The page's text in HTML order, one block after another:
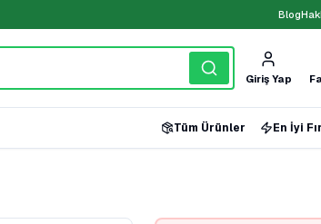
Blog
Giriş Yap
Tüm Ürünler En İyi